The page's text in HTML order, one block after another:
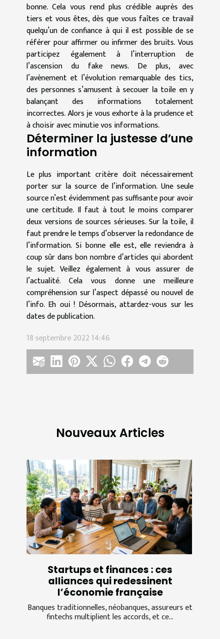
bonne. Cela vous rend plus crédible auprès des
tiers et vous êtes, dès que vous faîtes ce travail
quelqu’un de confiance à qui il est possible de se
référer pour affirmer ou infirmer des bruits. Vous
participez également à l’interruption de
l’ascension du fake news. De plus, avec
l’avènement et l’évolution remarquable des tics,
des personnes s’amusent à secouer la toile en y
balançant des informations totalement
incorrectes. Alors je vous exhorte à la prudence et
à choisir avec minutie vos informations.
Déterminer la justesse d’une
information
Le plus important critère doit nécessairement
porter sur la source de l’information. Une seule
source n’est évidemment pas suffisante pour avoir
une certitude. Il faut à tout le moins comparer
deux versions de sources sérieuses. Sur la toile, il
faut prendre le temps d’observer la redondance de
l’information. Si bonne elle est, elle reviendra à
coup sûr dans bon nombre d’articles qui abordent
le sujet. Veillez également à vous assurer de
l’actualité. Cela vous donne une meilleure
compréhension sur l’aspect dépassé ou nouvel de
l’info. Eh oui ! Désormais, attardez-vous sur les
dates de publication.
18 septembre 2022 14:46
Nouveaux Articles
Startups et finances : ces
alliances qui redessinent
l’économie française
Banques traditionnelles, néobanques, assureurs et
fintechs multiplient les accords, et ce...